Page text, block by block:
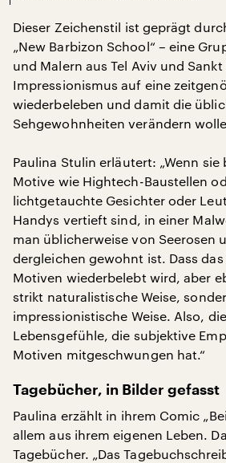
Dieser Zeichenstil ist geprägt
„New Barbizon School“ – eine
und Malern aus Tel Aviv und
Impressionismus auf eine
wiederbeleben und damit die
Sehgewohnheiten verändern
Paulina Stulin erläutert: „Wenn sie
Motive wie Hightech-Baustellen
lichtgetauchte Gesichter oder
Handys vertieft sind, in einer
man üblicherweise von Seerosen
dergleichen gewohnt ist. Dass
Motiven wiederbelebt wird, aber
strikt naturalistische Weise,
impressionistische Weise. Also,
Lebensgefühle, die subjektive
Motiven mitgeschwungen hat.“
Tagebücher, in Bilder gefasst
Paulina erzählt in ihrem Comic
allem aus ihrem eigenen Leben.
Tagebücher. „Das